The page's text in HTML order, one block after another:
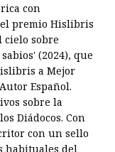
con
premio Hislibris
cielo sobre
(2024), que
a Mejor
Español.
sobre la
Diádocos. Con
con un sello
habituales del